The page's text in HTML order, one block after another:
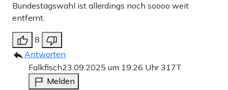
Bundestagswahl ist allerdings noch soooo weit
entfernt.
8
Antworten
Falkfisch23.09.2025 um 19:26 Uhr317T
Melden